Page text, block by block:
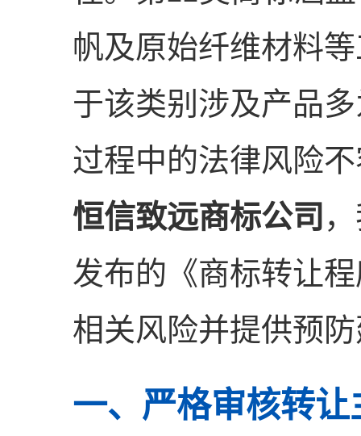
帆及原始纤维材料
于该类别涉及产品
过程中的法律风险
恒信致远商标公司
发布的《商标转让
相关风险并提供预
一、严格审核转